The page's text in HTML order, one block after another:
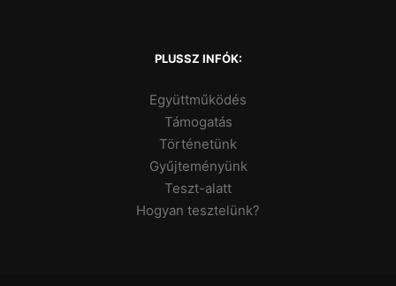
PLUSSZ INFÓK:
Együttműködés
Támogatás
Történetünk
Gyűjteményünk
Teszt-alatt
Hogyan tesztelünk?